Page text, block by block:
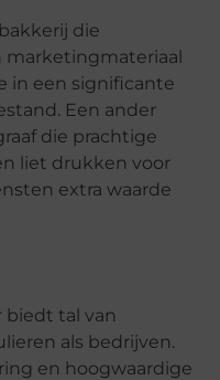
die
marketingmateriaal
in een significante
Een ander
die prachtige
liet drukken voor
extra waarde
biedt tal van
als bedrijven.
en hoogwaardige